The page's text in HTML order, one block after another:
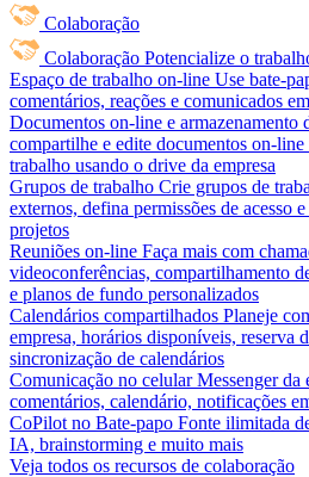
Colaboração
Colaboração Potencialize o
Espaço de trabalho on-line Use bate-
comentários, reações e comunicados
Documentos on-line e armazenamento
compartilhe e edite documentos on-
trabalho usando o drive da empresa
Grupos de trabalho Crie grupos de
externos, defina permissões de acesso
projetos
Reuniões on-line Faça mais com
videoconferências, compartilhamento
e planos de fundo personalizados
Calendários compartilhados Planeje
empresa, horários disponíveis, reserva
sincronização de calendários
Comunicação no celular Messenger da
comentários, calendário, notificações
CoPilot no Bate-papo Fonte ilimitada
IA, brainstorming e muito mais
Veja todos os recursos de colaboração